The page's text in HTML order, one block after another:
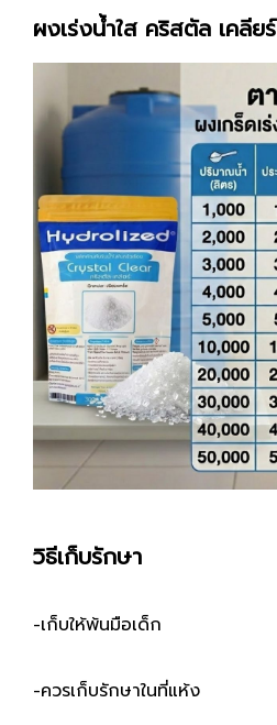
ผงเร่งน้ำใส คริสตัล เคลียร์
วิธีเก็บรักษา
-เก็บให้พ้นมือเด็ก
-ควรเก็บรักษาในที่แห้ง